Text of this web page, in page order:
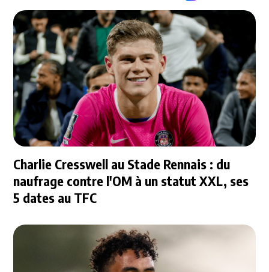
Charlie Cresswell au Stade Rennais : du
naufrage contre l'OM à un statut XXL, ses
5 dates au TFC